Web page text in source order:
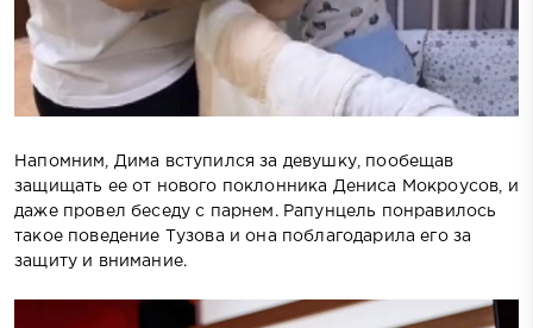
Напомним, Дима вступился за девушку, пообещав
защищать ее от нового поклонника Дениса Мокроусов, и
даже провел беседу с парнем. Рапунцель понравилось
такое поведение Тузова и она поблагодарила его за
защиту и внимание.